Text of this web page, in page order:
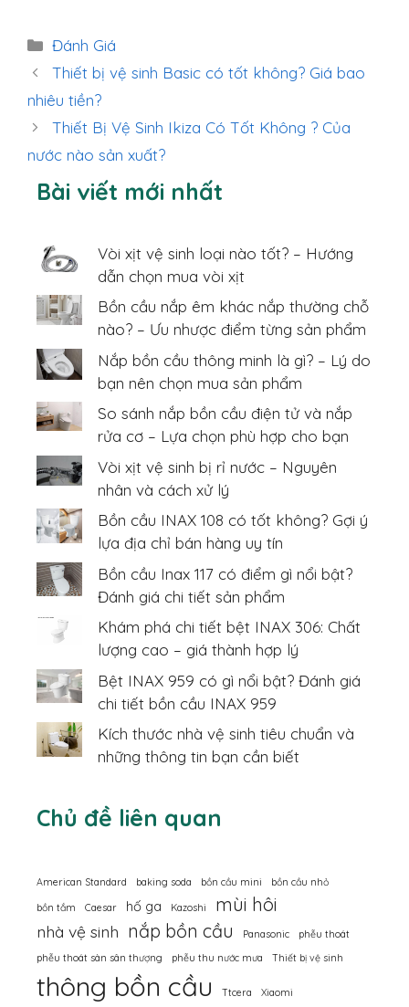
Danh
mục
Đánh Giá
Thiết bị vệ sinh Basic có tốt không? Giá bao
nhiêu tiền?
Thiết Bị Vệ Sinh Ikiza Có Tốt Không ? Của
nước nào sản xuất?
Bài viết mới nhất
Vòi xịt vệ sinh loại nào tốt? – Hướng
dẫn chọn mua vòi xịt
Bồn cầu nắp êm khác nắp thường chỗ
nào? – Ưu nhược điểm từng sản phẩm
Nắp bồn cầu thông minh là gì? – Lý do
bạn nên chọn mua sản phẩm
So sánh nắp bồn cầu điện tử và nắp
rửa cơ – Lựa chọn phù hợp cho bạn
Vòi xịt vệ sinh bị rỉ nước – Nguyên
nhân và cách xử lý
Bồn cầu INAX 108 có tốt không? Gợi ý
lựa địa chỉ bán hàng uy tín
Bồn cầu Inax 117 có điểm gì nổi bật?
Đánh giá chi tiết sản phẩm
Khám phá chi tiết bệt INAX 306: Chất
lượng cao – giá thành hợp lý
Bệt INAX 959 có gì nổi bật? Đánh giá
chi tiết bồn cầu INAX 959
Kích thước nhà vệ sinh tiêu chuẩn và
những thông tin bạn cần biết
Chủ đề liên quan
American Standard baking soda bồn cầu mini
bồn cầu nhỏ
bồn tắm
Caesar hố ga Kazoshi mùi hôi
nhà vệ sinh nắp bồn cầu Panasonic
phễu thoát
phễu thoát sàn sân thượng
phễu thu nước mưa Thiết bị vệ sinh
thông bồn cầu Ttcera Xiaomi